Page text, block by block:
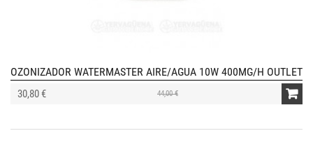
OZONIZADOR WATERMASTER AIRE/AGUA 10W 400MG/H OUTLET
30,80 € 44,00 €